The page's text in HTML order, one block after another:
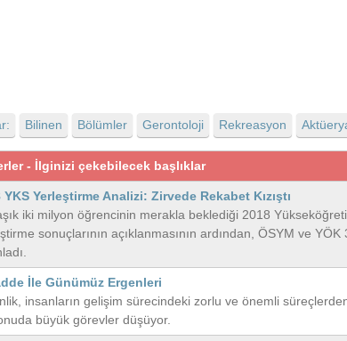
Bilinen Bölümler Gerontoloji Rekreasyon
- İlginizi çekebilecek başlıklar
YKS Yerleştirme Analizi: Zirvede Rekabet Kızıştı
iki milyon öğrencinin merakla beklediği 2018
sonuçlarının açıklanmasının ardından, ÖSYM ve
İle Günümüz Ergenleri
insanların gelişim sürecindeki zorlu ve önemli
büyük görevler düşüyor.